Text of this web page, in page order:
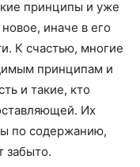
принципы и уже
иначе в его
К счастью, многие
принципам и
и такие, кто
Их
по содержанию,
забыто.